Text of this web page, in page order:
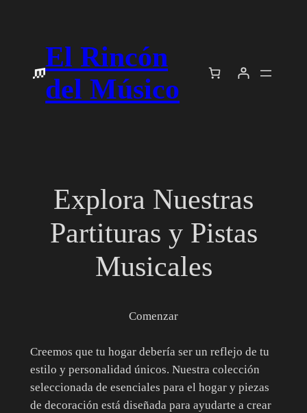
El Rincón
del Músico
Explora Nuestras
Partituras y Pistas
Musicales
Comenzar
Creemos que tu hogar debería ser un reflejo de tu
estilo y personalidad únicos. Nuestra colección
seleccionada de esenciales para el hogar y piezas
de decoración está diseñada para ayudarte a crear